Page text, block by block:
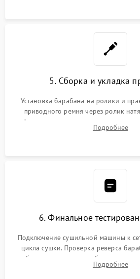
5. Сборка и укладка
Установка барабана на ролики и
приводного ремня через ролик
фиксация всех узлов, подключение
модулю управления. МонтажПодробнее
6. Финальное
Подключение сушильной машины к
цикла сушки. Проверка реверса
набора температуры, работы
конденсата) и отсутствияПодробнее